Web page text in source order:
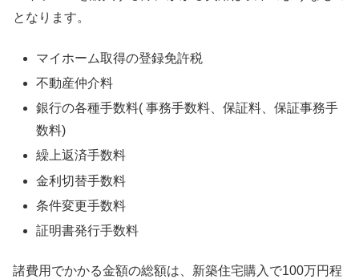
となります。
マイホーム取得の登録免許税
不動産仲介料
銀行の各種手数料( 事務手数料、保証料、保証事務手
数料)
繰上返済手数料
金利切替手数料
条件変更手数料
証明書発行手数料
諸費用でかかる金額の総額は、新築住宅購入で100万円程